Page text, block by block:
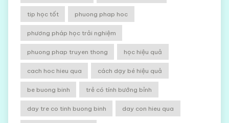
tip học tốt phuong phap hoc
phương pháp học trải nghiệm
phuong phap truyen thong học hiệu quả
cach hoc hieu qua cách dạy bé hiệu quả
be buong binh trẻ có tính bướng bỉnh
day tre co tinh buong binh day con hieu qua